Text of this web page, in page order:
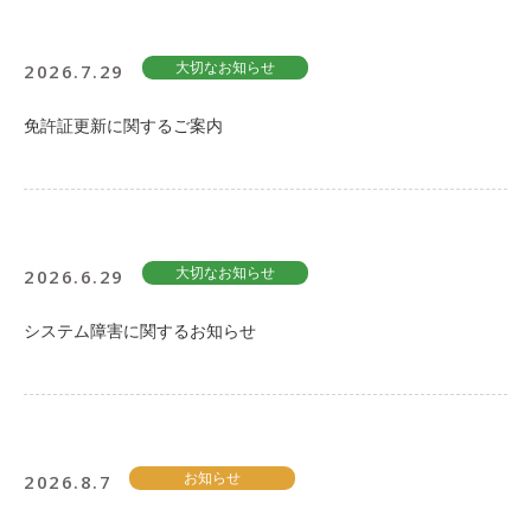
2026.7.29 大切なお知らせ
免許証更新に関するご案内
2026.6.29 大切なお知らせ
システム障害に関するお知らせ
2026.8.7 お知らせ